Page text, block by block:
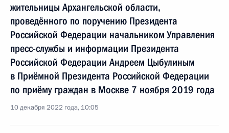
жительницы Архангельской области,
проведённого по поручению Президента
Российской Федерации начальником Управления
пресс-службы и информации Президента
Российской Федерации Андреем Цыбулиным
в Приёмной Президента Российской Федерации
по приёму граждан в Москве 7 ноября 2019 года
10 декабря 2022 года, 10:05